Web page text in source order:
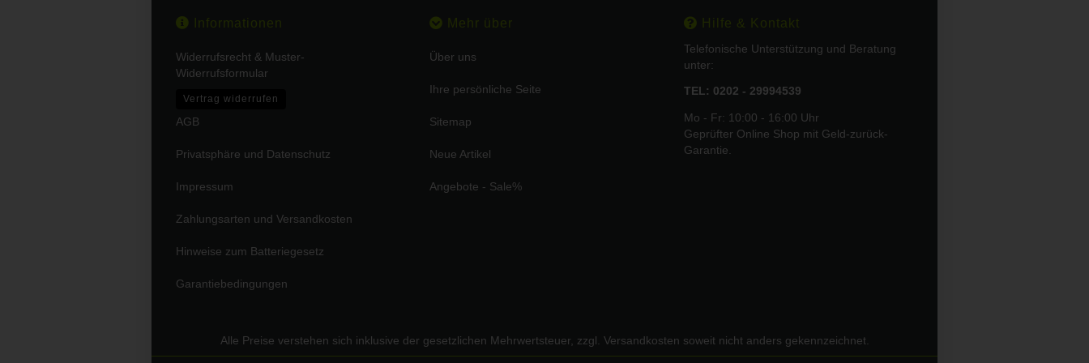
Informationen
Widerrufsrecht & Muster-
Widerrufsformular
Vertrag widerrufen
AGB
Privatsphäre und Datenschutz
Impressum
Zahlungsarten und Versandkosten
Hinweise zum Batteriegesetz
Garantiebedingungen
Mehr über
Über uns
Ihre persönliche Seite
Sitemap
Neue Artikel
Angebote - Sale%
Hilfe & Kontakt
Telefonische Unterstützung und Beratung
unter:
TEL: 0202 - 29994539
Mo - Fr: 10:00 - 16:00 Uhr
Geprüfter Online Shop mit Geld-zurück-
Garantie.
Alle Preise verstehen sich inklusive der gesetzlichen Mehrwertsteuer, zzgl. Versandkosten soweit nicht anders gekennzeichnet.